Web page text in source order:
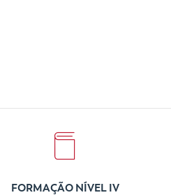
FORMAÇÃO NÍVEL IV